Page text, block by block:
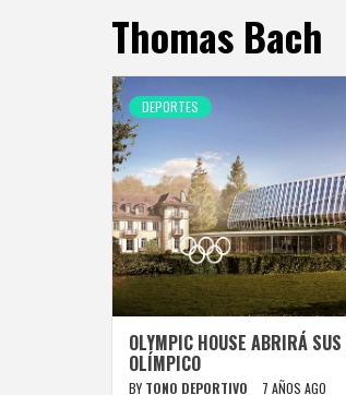
Thomas Bach
DEPORTES
OLYMPIC HOUSE ABRIRÁ
OLÍMPICO
BY TONO DEPORTIVO 7 AÑOS AGO